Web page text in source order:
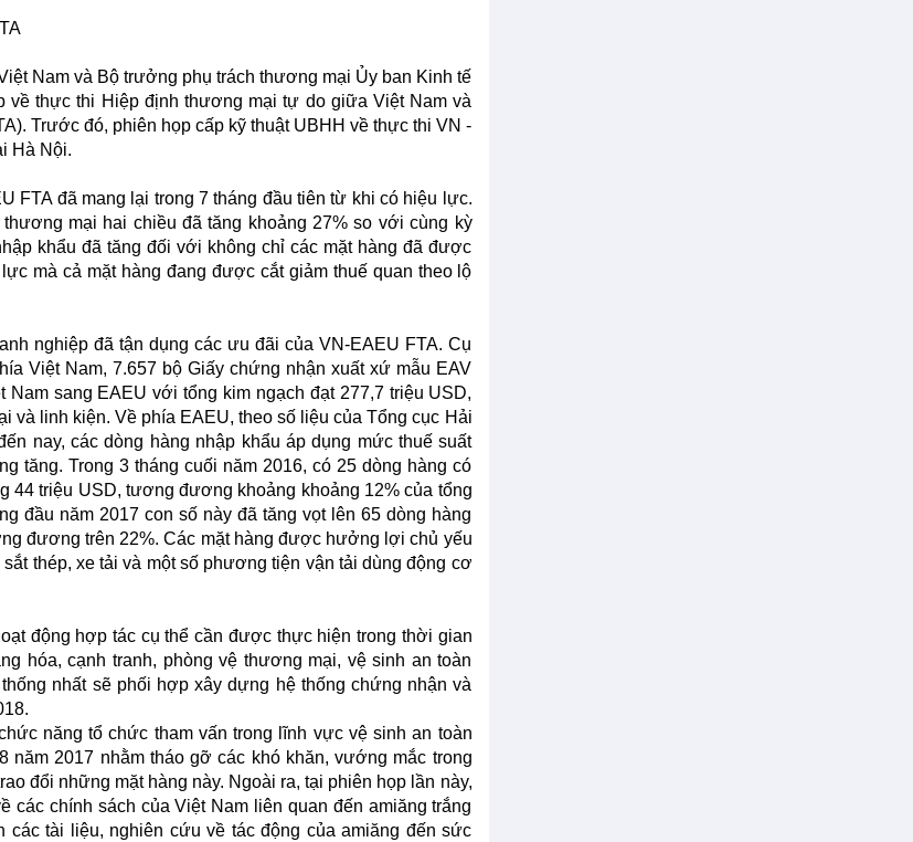
Nam và Bộ trưởng phụ trách thương mại Ủy ban Kinh tế
thực thi Hiệp định thương mại tự do giữa Việt Nam và
Trước đó, phiên họp cấp kỹ thuật UBHH về thực thi VN -
Hà Nội.
FTA đã mang lại trong 7 tháng đầu tiên từ khi có hiệu lực.
mại hai chiều đã tăng khoảng 27% so với cùng kỳ
khẩu đã tăng đối với không chỉ các mặt hàng đã được
mà cả mặt hàng đang được cắt giảm thuế quan theo lộ
nghiệp đã tận dụng các ưu đãi của VN-EAEU FTA. Cụ
Việt Nam, 7.657 bộ Giấy chứng nhận xuất xứ mẫu EAV
sang EAEU với tổng kim ngạch đạt 277,7 triệu USD,
và linh kiện. Về phía EAEU, theo số liệu của Tổng cục Hải
nay, các dòng hàng nhập khẩu áp dụng mức thuế suất
tăng. Trong 3 tháng cuối năm 2016, có 25 dòng hàng có
44 triệu USD, tương đương khoảng khoảng 12% của tổng
đầu năm 2017 con số này đã tăng vọt lên 65 dòng hàng
đương trên 22%. Các mặt hàng được hưởng lợi chủ yếu
thép, xe tải và một số phương tiện vận tải dùng động cơ
động hợp tác cụ thể cần được thực hiện trong thời gian
hóa, cạnh tranh, phòng vệ thương mại, vệ sinh an toàn
nhất sẽ phối hợp xây dựng hệ thống chứng nhận và
năng tổ chức tham vấn trong lĩnh vực vệ sinh an toàn
2017 nhằm tháo gỡ các khó khăn, vướng mắc trong
đổi những mặt hàng này. Ngoài ra, tại phiên họp lần này,
các chính sách của Việt Nam liên quan đến amiăng trắng
tài liệu, nghiên cứu về tác động của amiăng đến sức